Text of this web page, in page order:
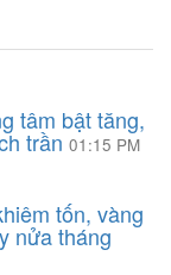
tâm bật tăng,
trần01:15 PM
tốn, vàng
nửa tháng